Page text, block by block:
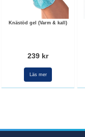
Knästöd gel (Varm & kall)
239 kr
Läs mer